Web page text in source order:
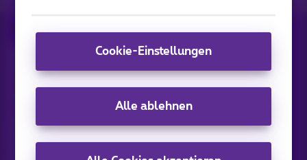
Cookie-Einstellungen
Alle ablehnen
Alle Rechte vorbehalten. ©2026Proximus
Cookie-Manager
Daten des Unternehmens
Übereinstimmung mit belgischem Recht.